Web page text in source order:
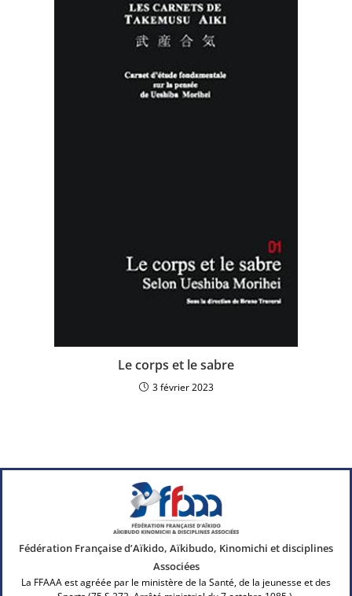
Le corps et le sabre
3 février 2023
Fédération Française d’Aïkido, Aïkibudo, Kinomichi et disciplines
Associées
La FFAAA est agréée par le ministère de la Santé, de la jeunesse et des